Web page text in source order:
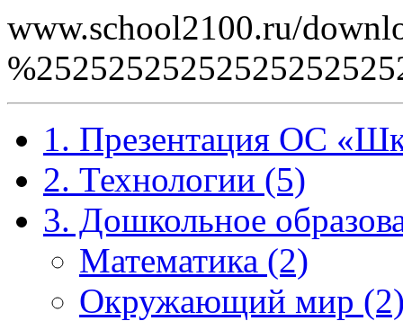
www.school2100.ru/
1. Презентация ОС
2. Технологии (5)
3. Дошкольное
Математика (2)
Окружающий мир